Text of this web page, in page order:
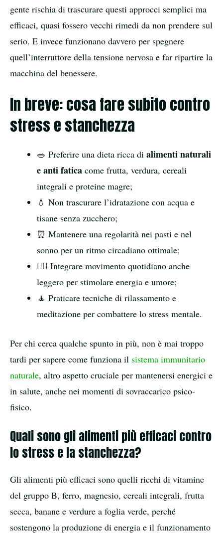
gente rischia di trascurare questi approcci semplici ma
efficaci, quasi fossero vecchi rimedi da non prendere sul
serio. E invece funzionano davvero per spegnere
quell’interruttore della tensione nervosa e far ripartire la
macchina del benessere.
In breve: cosa fare subito contro
stress e stanchezza
🥗 Preferire una dieta ricca di alimenti naturali
e anti fatica come frutta, verdura, cereali
integrali e proteine magre;
💧 Non trascurare l’idratazione con acqua e
tisane senza zucchero;
⏰ Mantenere una regolarità nei pasti e nel
sonno per un ritmo circadiano ottimale;
🚶‍♂️ Integrare movimento quotidiano anche
leggero per stimolare energia e umore;
🧘 Praticare tecniche di rilassamento e
meditazione per combattere lo stress mentale.
Per chi cerca qualche spunto in più, non è mai troppo
tardi per sapere come funziona il sistema immunitario
naturale, altro aspetto cruciale per mantenersi energici e
in salute, anche nei momenti di sovraccarico psico-
fisico.
Quali sono gli alimenti più efficaci contro
lo stress e la stanchezza?
Gli alimenti più efficaci sono quelli ricchi di vitamine
del gruppo B, ferro, magnesio, cereali integrali, frutta
secca, banane e verdure a foglia verde, perché
sostengono la produzione di energia e il funzionamento